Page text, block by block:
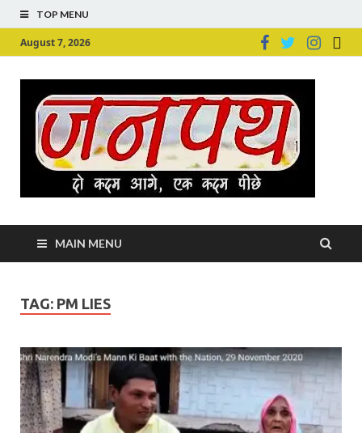
TOP MENU
August 7, 2026
MAIN MENU
TAG: PM LIES